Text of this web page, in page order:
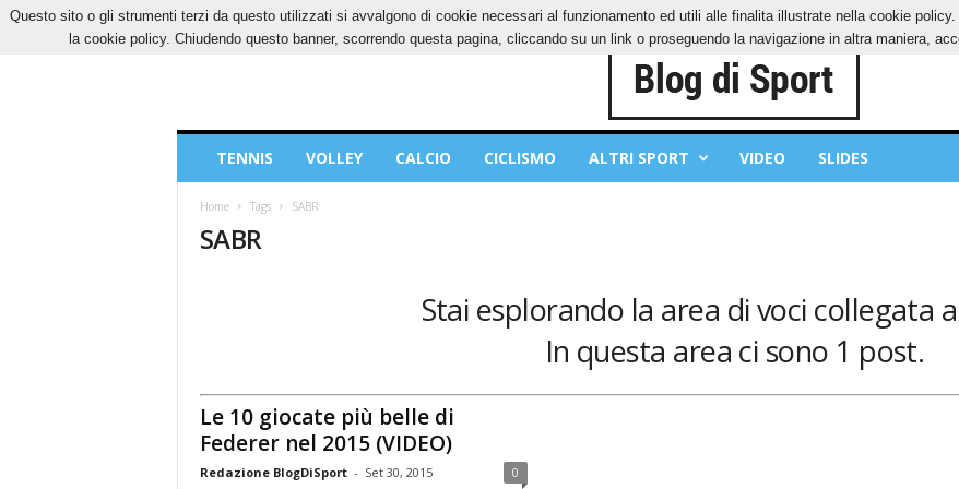
VENERDÌ, 7 AGOSTO 2026 CONTATTI COOKIES PRIVACY POLICY
Sport
TENNIS VOLLEY CALCIO CICLISMO ALTRI SPORT VIDEO SLIDES
Home Tags SABR
SABR
Stai esplorando la area di voci collegata
In questa area ci sono 1 post.
Le 10 giocate più belle di
Federer nel 2015 (VIDEO)
Redazione BlogDiSport - Set 30, 2015 0
Questo sito o gli strumenti terzi da questo utilizzati si avvalgono di cookie necessari al funzionamento ed utili alle finalita illustrate nella cookie
la cookie policy. Chiudendo questo banner, scorrendo questa pagina, cliccando su un link o proseguendo la navigazione in altra maniera,